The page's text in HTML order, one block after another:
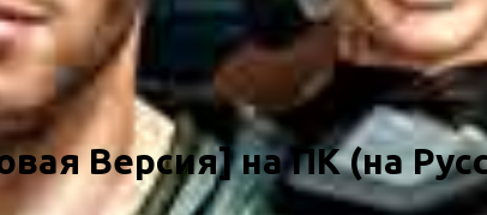
Версия] на ПК (на